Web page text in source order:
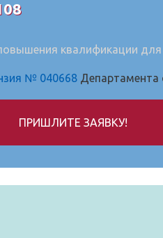
квалификации для
№ 040668 Департамента
ПРИШЛИТЕ ЗАЯВКУ!